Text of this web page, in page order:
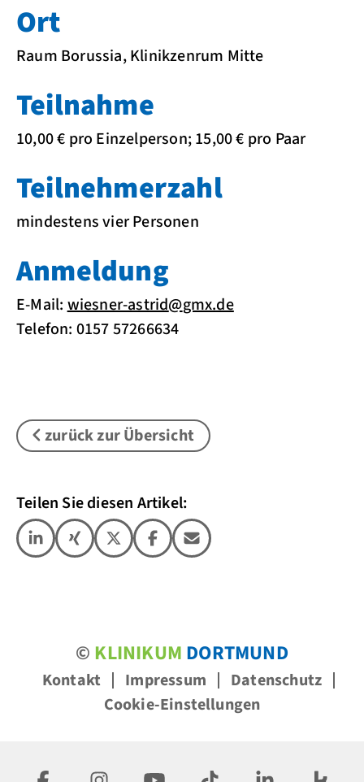
Ort
Raum Borussia, Klinikzenrum Mitte
Teilnahme
10,00 € pro Einzelperson; 15,00 € pro Paar
Teilnehmerzahl
mindestens vier Personen
Anmeldung
E-Mail:wiesner-astrid@gmx.de
Telefon: 0157 57266634
zurück zur Übersicht
Teilen Sie diesen Artikel:
© KLINIKUM DORTMUND
Kontakt Impressum
Datenschutz
Cookie-Einstellungen